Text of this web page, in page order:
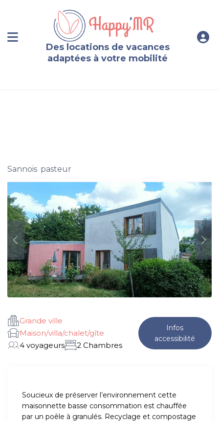
Des locations de vacances
adaptées à votre mobilité
Sannois pasteur
Grande ville
Maison/villa/chalet/gîte
4 voyageurs
2 Chambres
Infos
accessibilité
Soucieux de préserver l’environnement cette
maisonnette basse consommation est chauffée
par un poêle à granulés. Recyclage et compostage